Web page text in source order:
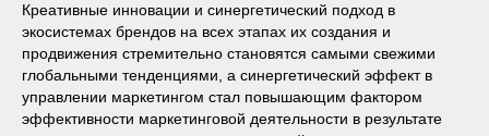
Креативные инновации и синергетический подход в
экосистемах брендов на всех этапах их создания и
продвижения стремительно становятся самыми свежими
глобальными тенденциями, а синергетический эффект в
управлении маркетингом стал повышающим фактором
эффективности маркетинговой деятельности в результате